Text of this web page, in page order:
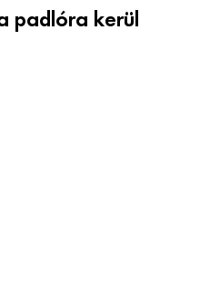
padlóra kerül